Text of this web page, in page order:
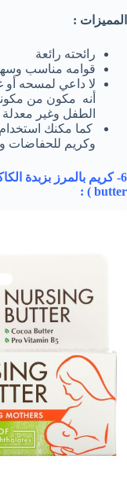
المميزات :
رائحته رائعة
قوامه مناسب
لا داعي لمسحه أو
أنه مكون من
الطفل وغير معدلة
كما مكنك
وكريم للحفاضات
6- كريم بالمرز بزبدة الكاكاو للحلمات (
butter
) :